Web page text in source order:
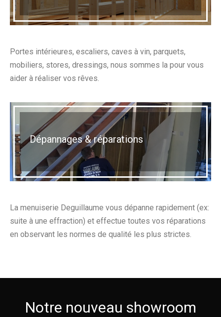
Portes intérieures, escaliers, caves à vin, parquets,
mobiliers, stores, dressings, nous sommes la pour vous
aider à réaliser vos rêves.
Dépannages & réparations
La menuiserie Deguillaume vous dépanne rapidement (ex:
suite à une effraction) et effectue toutes vos réparations
en observant les normes de qualité les plus strictes.
Notre nouveau showroom